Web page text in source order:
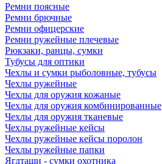
Ремни поясные
Ремни брючные
Ремни офицерские
Ремни ружейные плечевые
Рюкзаки, ранцы, сумки
Тубусы для оптики
Чехлы и сумки рыболовные, тубусы
Чехлы ружейные
Чехлы для оружия кожаные
Чехлы для оружия комбинированные
Чехлы для оружия тканевые
Чехлы ружейные кейсы
Чехлы ружейные кейсы поролон
Чехлы ружейные папки
Ягдташи - сумки охотника